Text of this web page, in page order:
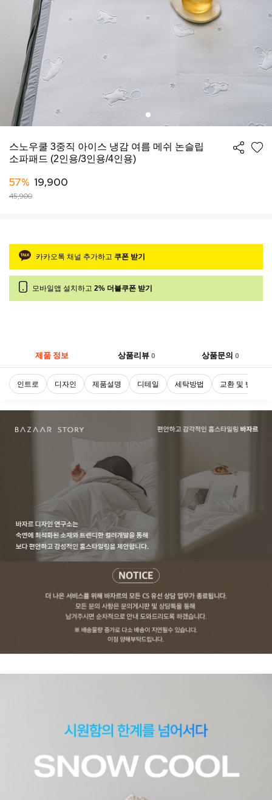
스노우쿨 3중직 아이스 냉감 여름 메쉬 논슬립
소파패드 (2인용/3인용/4인용)
57% 19,900
45,900
카카오톡 채널 추가하고 쿠폰 받기
모바일앱 설치하고 2% 더블쿠폰 받기
제품 정보 상품리뷰 0 상품문의0
인트로 디자인 제품설명 디테일 세탁방법 교환 및 반품정